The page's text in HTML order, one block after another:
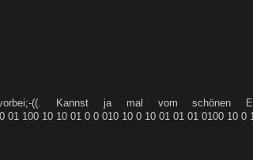
((. Kannst ja mal vom schönen
01 100 10 10 01 0 0 010 10 0 10 01 01 01 0100 10 0